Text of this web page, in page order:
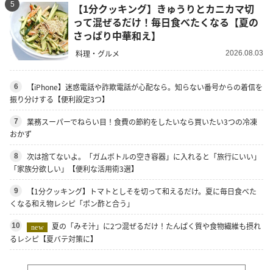
5
【1分クッキング】きゅうりとカニカマ切
って混ぜるだけ！毎日食べたくなる【夏の
さっぱり中華和え】
料理・グルメ 2026.08.03
6
【iPhone】迷惑電話や詐欺電話が心配なら。知らない番号からの着信を
振り分けする【便利設定3つ】
7
業務スーパーでねらい目！食費の節約をしたいなら買いたい3つの冷凍
おかず
8
次は捨てないよ。「ガムボトルの空き容器」に入れると「旅行にいい」
「家族分欲しい」【便利な活用術3選】
9
【1分クッキング】トマトとしそを切って和えるだけ。夏に毎日食べた
くなる和え物レシピ「ポン酢と合う」
10 new
夏の「みそ汁」に2つ混ぜるだけ！たんぱく質や食物繊維も摂れ
るレシピ【夏バテ対策に】